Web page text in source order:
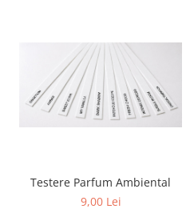
Testere Parfum Ambiental
9,00 Lei